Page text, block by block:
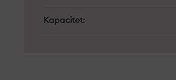
Kapacitet